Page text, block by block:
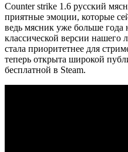
Counter strike 1.6 русский
приятные эмоции, которые
ведь мясник уже больше года
классической версии нашего
стала приоритетнее для
теперь открыта широкой
бесплатной в Steam.